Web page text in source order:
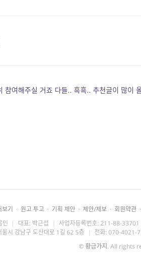
참여해주실 거죠 다들.. 흑흑.. 추천글이 많이
기 · 원고 투고 · 기획 제안 · 제안/제보 · 회원약관 ·
인 | 대표: 박근섭 | 사업자등록번호: 211-88-33701
울시 강남구 도산대로 1길 62 5층 | 전화: 070-4021-
©황금가지 . All rights